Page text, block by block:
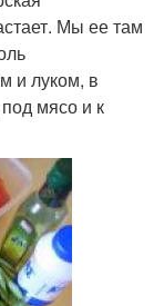
Мы ее там
и луком, в
мясо и к